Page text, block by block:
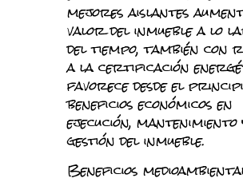
mejores aislantes
valor del inmueble a lo
del tiempo, también con
a la certificación
favorece desde el
beneficios económicos en
ejecución, mantenimiento
gestión del inmueble.
Beneficios